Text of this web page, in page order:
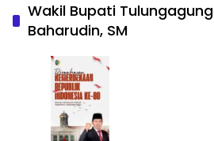
Wakil Bupati
Baharudin, SM